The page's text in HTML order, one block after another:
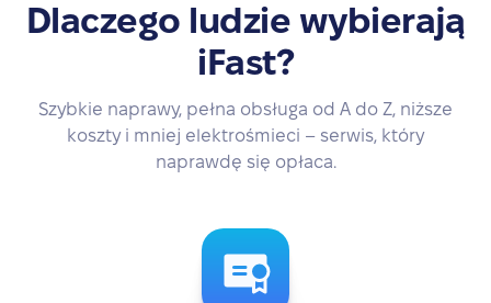
Dlaczego ludzie wybierają
iFast?
Szybkie naprawy, pełna obsługa od A do Z, niższe
koszty i mniej elektrośmieci – serwis, który
naprawdę się opłaca.